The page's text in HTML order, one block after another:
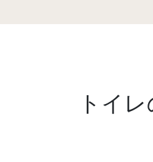
トイ